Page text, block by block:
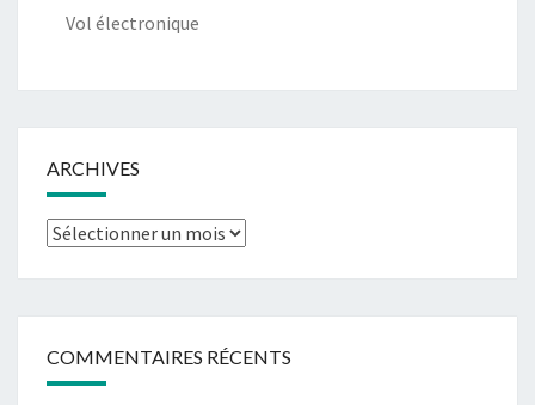
Vol électronique
ARCHIVES
Archives
COMMENTAIRES RÉCENTS